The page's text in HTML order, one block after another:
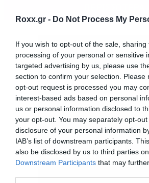
Roxx.gr - Do Not Process My
If you wish to opt-out of the sale,
processing of your personal or sensitive
targeted advertising by us, please use
section to confirm your selection. Please
opt-out request is processed you may
interest-based ads based on personal
us or personal information disclosed to
your opt-out. You may separately opt-
disclosure of your personal information
IAB’s list of downstream participants.
also be disclosed by us to third parties
Downstream Participants that may
Αυτό σημαίνει ότι στην Αγγλία